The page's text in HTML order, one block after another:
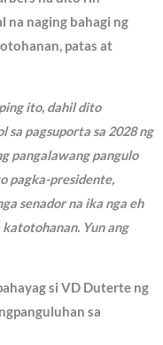
na naging bahagi ng
patas at
ito, dahil dito
sa pagsuporta sa 2028 ng
pangalawang pangulo
pagka-presidente,
senador na ika nga eh
Yun ang
si VD Duterte ng
sa